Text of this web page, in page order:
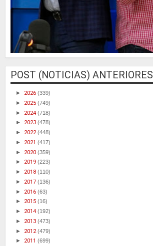
POST (NOTICIAS) ANTERIORES
► 2026 (339)
► 2025 (749)
► 2024 (718)
► 2023 (478)
► 2022(448)
► 2021 (417)
► 2020 (359)
► 2019 (223)
► 2018 (110)
► 2017 (136)
► 2016 (63)
► 2015 (16)
► 2014 (192)
► 2013 (473)
► 2012(479)
► 2011 (699)